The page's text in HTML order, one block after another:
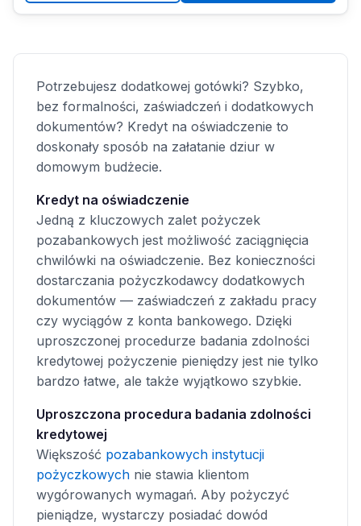
Potrzebujesz dodatkowej gotówki? Szybko,
bez formalności, zaświadczeń i dodatkowych
dokumentów? Kredyt na oświadczenie to
doskonały sposób na załatanie dziur w
domowym budżecie.
Kredyt na oświadczenie
Jedną z kluczowych zalet pożyczek
pozabankowych jest możliwość zaciągnięcia
chwilówki na oświadczenie. Bez konieczności
dostarczania pożyczkodawcy dodatkowych
dokumentów — zaświadczeń z zakładu pracy
czy wyciągów z konta bankowego. Dzięki
uproszczonej procedurze badania zdolności
kredytowej pożyczenie pieniędzy jest nie tylko
bardzo łatwe, ale także wyjątkowo szybkie.
Uproszczona procedura badania zdolności
kredytowej
Większość pozabankowych instytucji
pożyczkowych nie stawia klientom
wygórowanych wymagań. Aby pożyczyć
pieniądze, wystarczy posiadać dowód